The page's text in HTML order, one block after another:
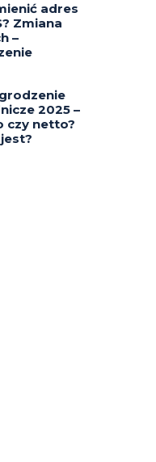
adres
Zmiana
–
2025 –
czy netto?